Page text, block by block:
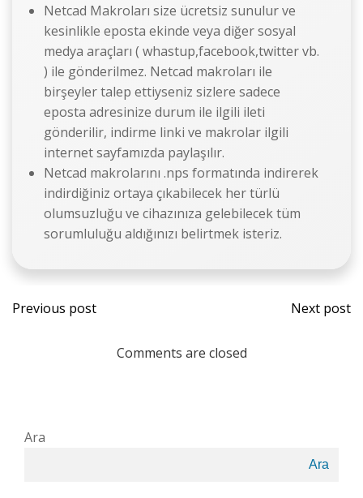
Netcad Makroları size ücretsiz sunulur ve
kesinlikle eposta ekinde veya diğer sosyal
medya araçları ( whastup,facebook,twitter vb.
) ile gönderilmez. Netcad makroları ile
birşeyler talep ettiyseniz sizlere sadece
eposta adresinize durum ile ilgili ileti
gönderilir, indirme linki ve makrolar ilgili
internet sayfamızda paylaşılır.
Netcad makrolarını .nps formatında indirerek
indirdiğiniz ortaya çıkabilecek her türlü
olumsuzluğu ve cihazınıza gelebilecek tüm
sorumluluğu aldığınızı belirtmek isteriz.
Previous post Next post
Comments are closed
Ara
Ara